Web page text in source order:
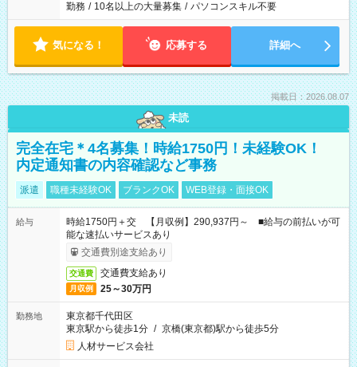
勤務 / 10名以上の大量募集 / パソコンスキル不要
気になる！ 応募する 詳細へ
掲載日：2026.08.07
未読
完全在宅＊4名募集！時給1750円！未経験OK！
内定通知書の内容確認など事務
派遣 職種未経験OK ブランクOK WEB登録・面接OK
給与
時給1750円＋交 【月収例】290,937円～ ■給与の前払いが可
能な速払いサービスあり
交通費別途支給あり
交通費 交通費支給あり
月収例 25～30万円
勤務地
東京都千代田区
東京駅から徒歩1分 / 京橋(東京都)駅から徒歩5分
人材サービス会社